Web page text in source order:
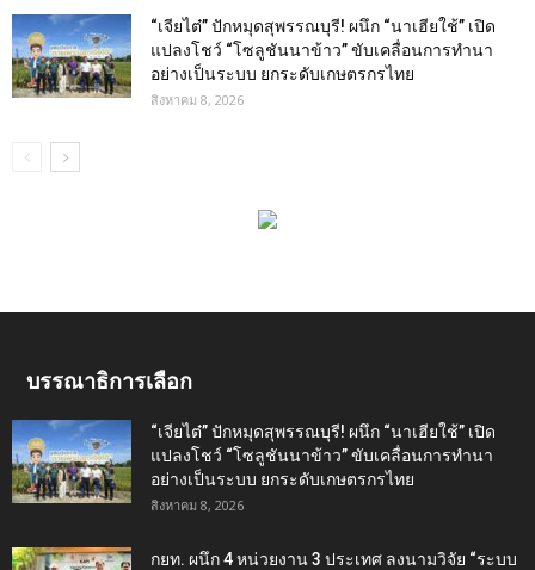
“เจียไต๋” ปักหมุดสุพรรณบุรี! ผนึก “นาเฮียใช้” เปิด
แปลงโชว์ “โซลูชันนาข้าว” ขับเคลื่อนการทำนา
อย่างเป็นระบบ ยกระดับเกษตรกรไทย
สิงหาคม 8, 2026
บรรณาธิการเลือก
“เจียไต๋” ปักหมุดสุพรรณบุรี! ผนึก “นาเฮียใช้” เปิด
แปลงโชว์ “โซลูชันนาข้าว” ขับเคลื่อนการทำนา
อย่างเป็นระบบ ยกระดับเกษตรกรไทย
สิงหาคม 8, 2026
กยท. ผนึก 4 หน่วยงาน 3 ประเทศ ลงนามวิจัย “ระบบ